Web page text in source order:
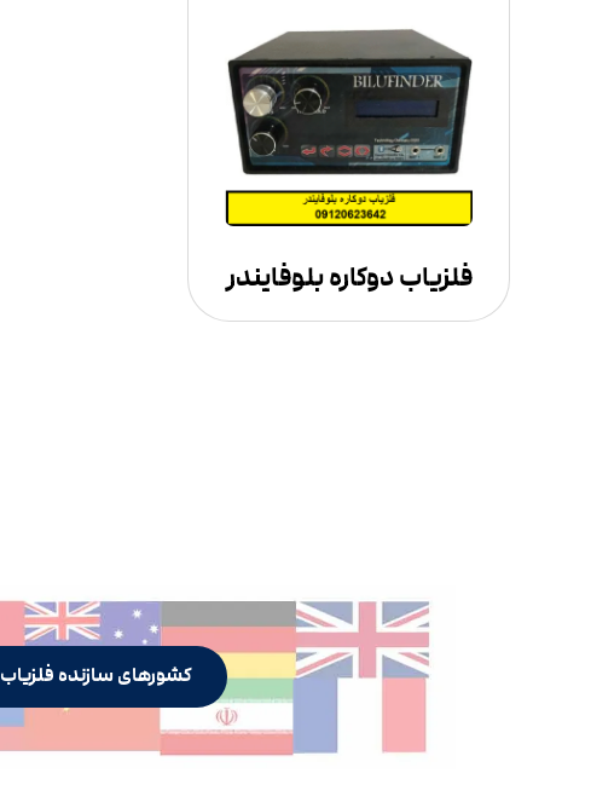
فلزیاب دوکاره بلوفایندر
کشورهای سازنده فلزیاب